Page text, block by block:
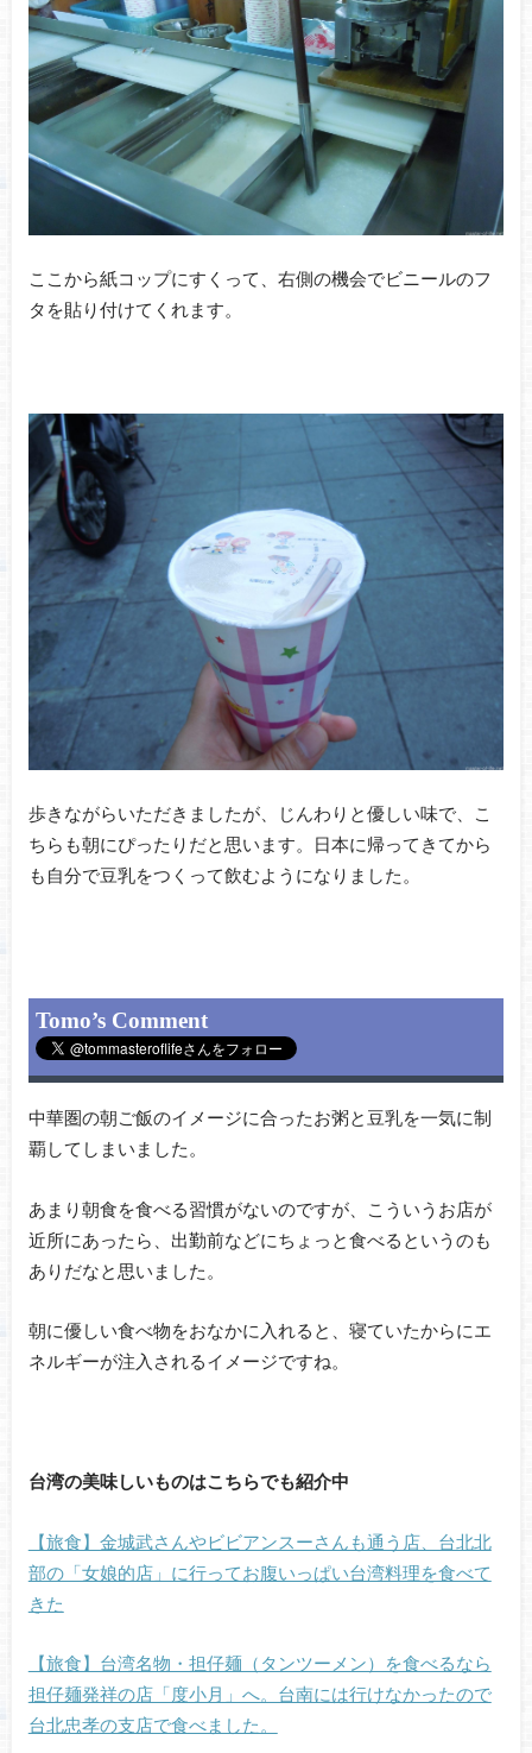
ここから紙コップにすくって、右側の機会でビニールのフ
タを貼り付けてくれます。
歩きながらいただきましたが、じんわりと優しい味で、こ
ちらも朝にぴったりだと思います。日本に帰ってきてから
も自分で豆乳をつくって飲むようになりました。
Tomo’s Comment
中華圏の朝ご飯のイメージに合ったお粥と豆乳を一気に制
覇してしまいました。
あまり朝食を食べる習慣がないのですが、こういうお店が
近所にあったら、出勤前などにちょっと食べるというのも
ありだなと思いました。
朝に優しい食べ物をおなかに入れると、寝ていたからにエ
ネルギーが注入されるイメージですね。
台湾の美味しいものはこちらでも紹介中
【旅食】金城武さんやビビアンスーさんも通う店、台北北
部の「女娘的店」に行ってお腹いっぱい台湾料理を食べて
きた
【旅食】台湾名物・担仔麺（タンツーメン）を食べるなら
担仔麺発祥の店「度小月」へ。台南には行けなかったので
台北忠孝の支店で食べました。